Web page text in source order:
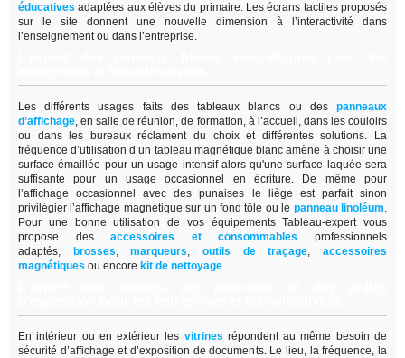
éducatives adaptées aux élèves du primaire. Les écrans tactiles proposés
sur le site donnent une nouvelle dimension à l’interactivité dans
l’enseignement ou dans l’entreprise.
Les différents usages faits des tableaux blancs ou des
panneaux
d’affichage, en salle de réunion, de formation, à l’accueil, dans les couloirs
ou dans les bureaux réclament du choix et différentes solutions. La
fréquence d’utilisation d’un tableau magnétique blanc amène à choisir une
surface émaillée pour un usage intensif alors qu'une surface laquée sera
suffisante pour un usage occasionnel en écriture. De même pour
l’affichage occasionnel avec des punaises le liège est parfait sinon
privilégier l’affichage magnétique sur un fond tôle ou le panneau linoléum.
Pour une bonne utilisation de vos équipements Tableau-expert vous
propose des
accessoires et consommables
professionnels
adaptés,
brosses, marqueurs, outils de traçage,accessoires
magnétiques ou encore kit de nettoyage.
En intérieur ou en extérieur les vitrines répondent au même besoin de
sécurité d’affichage et d’exposition de documents. Le lieu, la fréquence, la